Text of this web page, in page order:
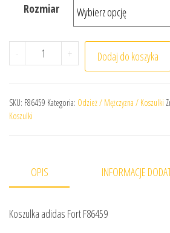
Rozmiar
- ilość Koszulka adidas Fort F86459
+ Dodaj do koszyka
SKU: F86459 Kategoria: Odzież / Mężczyzna / Koszulki
Koszulki
OPIS INFORMACJE
Koszulka adidas Fort F86459